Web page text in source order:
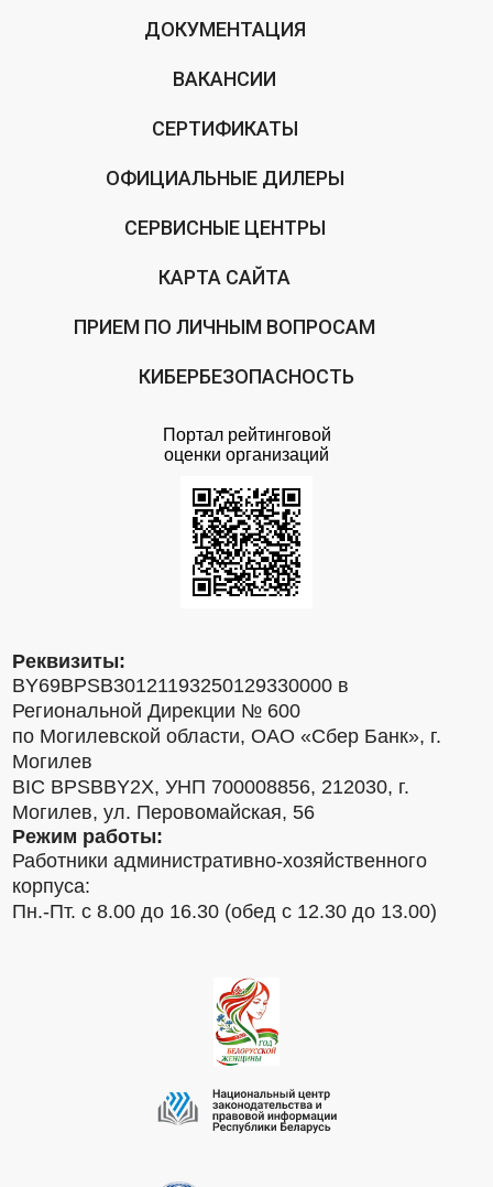
ДОКУМЕНТАЦИЯ
ВАКАНСИИ
СЕРТИФИКАТЫ
ОФИЦИАЛЬНЫЕ ДИЛЕРЫ
СЕРВИСНЫЕ ЦЕНТРЫ
КАРТА САЙТА
ПРИЕМ ПО ЛИЧНЫМ ВОПРОСАМ
КИБЕРБЕЗОПАСНОСТЬ
Портал рейтинговой
оценки организаций
Реквизиты:
BY69BPSB30121193250129330000 в
Региональной Дирекции № 600
по Могилевской области, ОАО «Сбер Банк», г.
Могилев
BIC BPSBBY2X, УНП 700008856, 212030, г.
Могилев, ул. Перовомайская, 56
Режим работы:
Работники административно-хозяйственного
корпуса:
Пн.-Пт. с 8.00 до 16.30 (обед с 12.30 до 13.00)